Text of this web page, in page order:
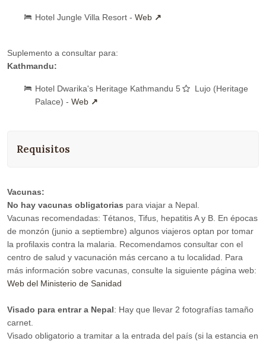
Hotel Jungle Villa Resort - Web
Suplemento a consultar para:
Kathmandu:
Hotel Dwarika's Heritage Kathmandu 5
Lujo (Heritage
Palace) - Web
Requisitos
Vacunas:
No hay vacunas obligatorias para viajar a Nepal.
Vacunas recomendadas: Tétanos, Tifus, hepatitis A y B. En épocas
de monzón (junio a septiembre) algunos viajeros optan por tomar
la profilaxis contra la malaria. Recomendamos consultar con el
centro de salud y vacunación más cercano a tu localidad. Para
más información sobre vacunas, consulte la siguiente página web:
Web del Ministerio de Sanidad
Visado para entrar a Nepal: Hay que llevar 2 fotografías tamaño
carnet.
Visado obligatorio a tramitar a la entrada del país (si la estancia en